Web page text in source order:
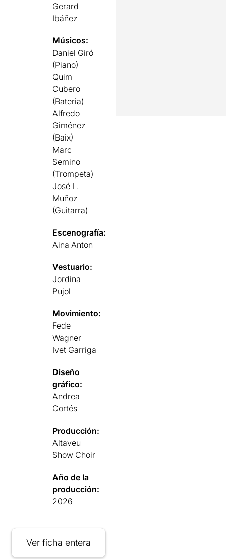
Gerard
Ibáñez
Músicos:
Daniel Giró
(Piano)
Quim
Cubero
(Bateria)
Alfredo
Giménez
(Baix)
Marc
Semino
(Trompeta)
José L.
Muñoz
(Guitarra)
Escenografía:
Aina Anton
Vestuario:
Jordina
Pujol
Movimiento:
Fede
Wagner
Ivet Garriga
Diseño
gráfico:
Andrea
Cortés
Producción:
Altaveu
Show Choir
Año de la
producción:
2026
Ver ficha entera